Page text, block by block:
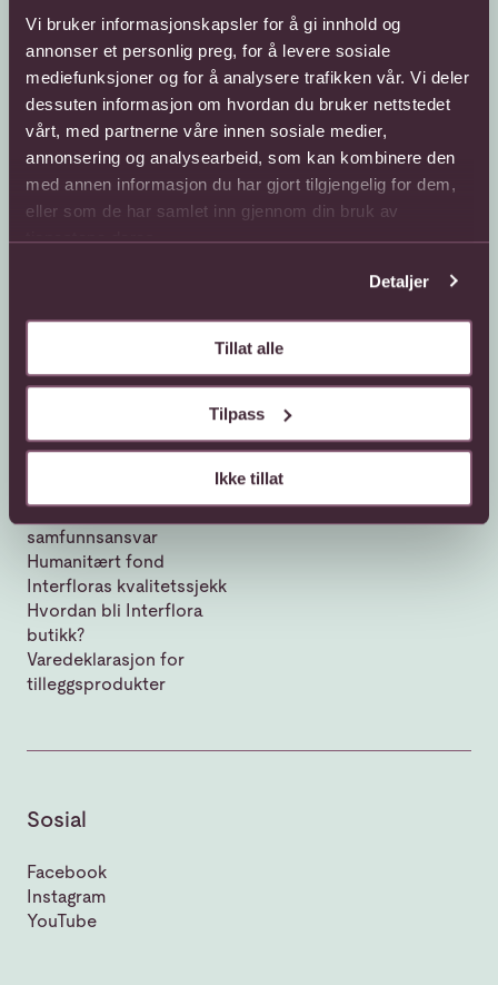
Vi bruker informasjonskapsler for å gi innhold og
annonser et personlig preg, for å levere sosiale
mediefunksjoner og for å analysere trafikken vår. Vi deler
dessuten informasjon om hvordan du bruker nettstedet
vårt, med partnerne våre innen sosiale medier,
annonsering og analysearbeid, som kan kombinere den
med annen informasjon du har gjort tilgjengelig for dem,
eller som de har samlet inn gjennom din bruk av
tjenestene deres.
Detaljer
Tillat alle
Tilpass
Ikke tillat
Kundeservice
66 85 75 50
Mandag - fredag
08:00 - 18:00
Finn butikk
Sende blomster
800 40 400
Mandag - fredag
08:00 - 18:00
Sende blomster til
Bærekraft og
samfunnsansvar
Humanitært fond
Interfloras kvalitetssjekk
Hvordan bli Interflora
butikk?
Varedeklarasjon for
tilleggsprodukter
Sosial
Facebook
Instagram
YouTube